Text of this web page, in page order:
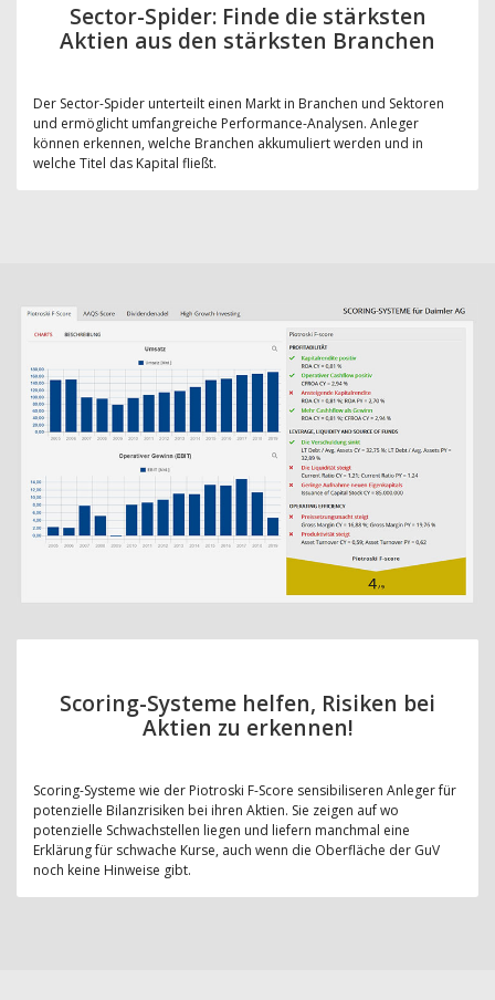
Sector-Spider: Finde die stärksten
Aktien aus den stärksten Branchen
Der Sector-Spider unterteilt einen Markt in Branchen und Sektoren
und ermöglicht umfangreiche Performance-Analysen. Anleger
können erkennen, welche Branchen akkumuliert werden und in
welche Titel das Kapital fließt.
Scoring-Systeme helfen, Risiken bei
Aktien zu erkennen!
Scoring-Systeme wie der Piotroski F-Score sensibiliseren Anleger für
potenzielle Bilanzrisiken bei ihren Aktien. Sie zeigen auf wo
potenzielle Schwachstellen liegen und liefern manchmal eine
Erklärung für schwache Kurse, auch wenn die Oberfläche der GuV
noch keine Hinweise gibt.